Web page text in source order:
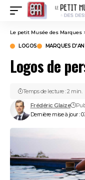
Le petit Musée des Marques
LOGOS MARQUES
Logos de
Dernière mise à jour :
Frédéric Glaize
Temps de lecture : 2 min.